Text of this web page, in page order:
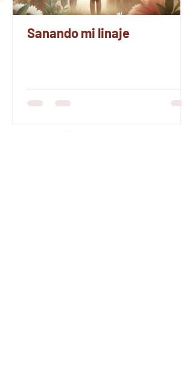
Sanando mi linaje